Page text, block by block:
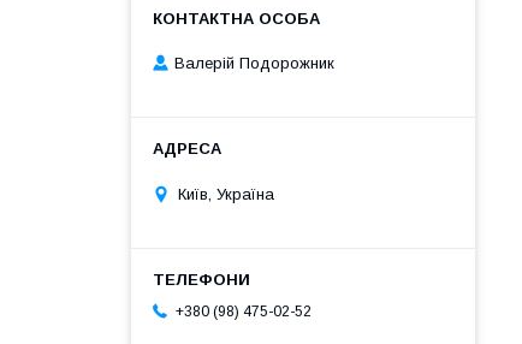
Валерій Подорожник
Київ, Україна
+380 (98) 475-02-52